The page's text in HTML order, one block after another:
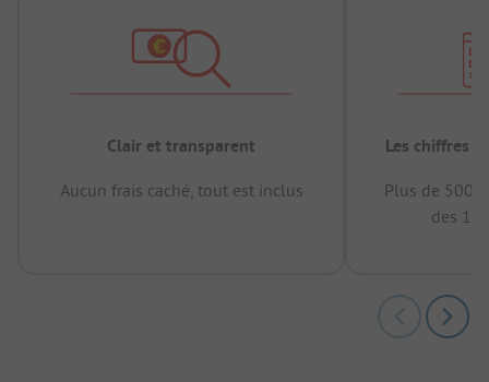
Clair et transparent
Aucun frais caché, tout est inclus
Les chiffres
Plus de
des 12